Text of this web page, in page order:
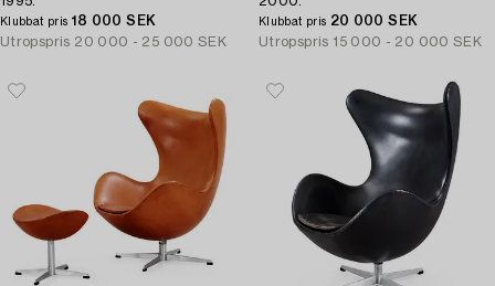
Klubbat pris 18 000 SEK
Utropspris 20 000 - 25 000 SEK
Klubbat pris 20 000 SEK
Utropspris 15 000 - 20 000 SEK